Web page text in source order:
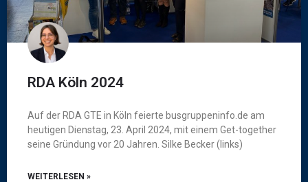
RDA Köln 2024
Auf der RDA GTE in Köln feierte busgruppeninfo.de am
heutigen Dienstag, 23. April 2024, mit einem Get-together
seine Gründung vor 20 Jahren. Silke Becker (links)
WEITERLESEN »